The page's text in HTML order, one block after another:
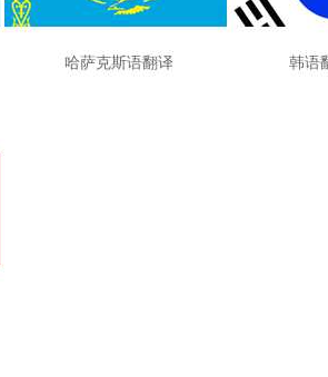
萨克斯语翻译 韩语翻